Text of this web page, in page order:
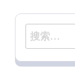
搜
索：